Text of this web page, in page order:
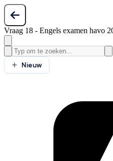
Vraag 18 - Engels examen havo
Nieuw